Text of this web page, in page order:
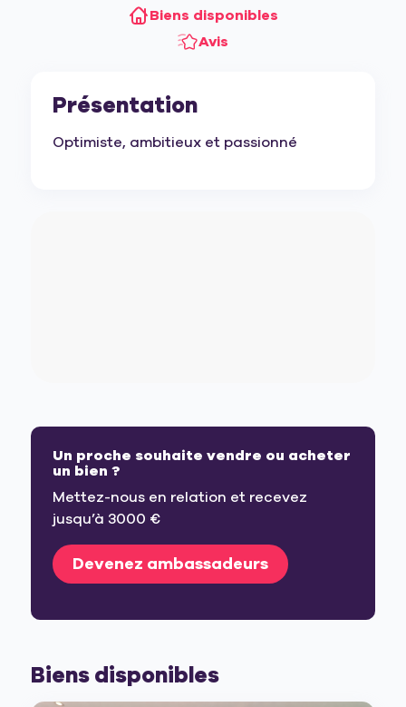
Biens disponibles
Avis
Présentation
Optimiste, ambitieux et passionné
Un proche souhaite vendre ou acheter
un bien ?
Mettez-nous en relation et recevez
jusqu’à 3000 €
Devenez ambassadeurs
Biens disponibles